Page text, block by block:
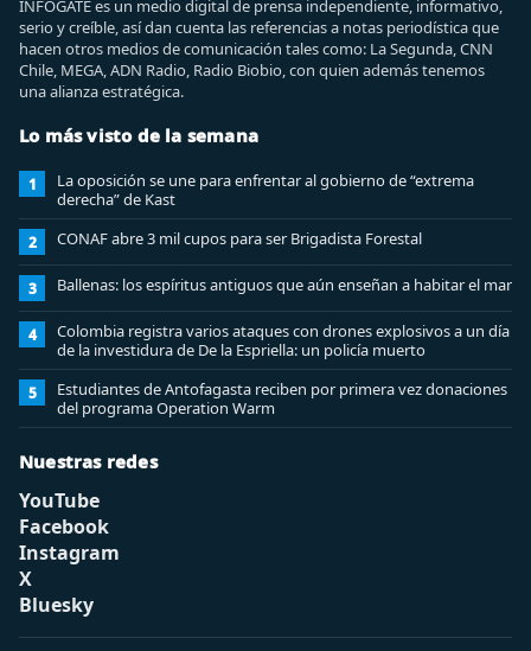
INFOGATE es un medio digital de prensa independiente, informativo,
serio y creíble, así dan cuenta las referencias a notas periodística que
hacen otros medios de comunicación tales como: La Segunda, CNN
Chile, MEGA, ADN Radio, Radio Biobio, con quien además tenemos
una alianza estratégica.
Lo más visto de la semana
1
La oposición se une para enfrentar al gobierno de “extrema
derecha” de Kast
2 CONAF abre 3 mil cupos para ser Brigadista Forestal
3 Ballenas: los espíritus antiguos que aún enseñan a habitar el mar
4
Colombia registra varios ataques con drones explosivos a un día
de la investidura de De la Espriella: un policía muerto
5
Estudiantes de Antofagasta reciben por primera vez donaciones
del programa Operation Warm
Nuestras redes
YouTube
Facebook
Instagram
X
Bluesky